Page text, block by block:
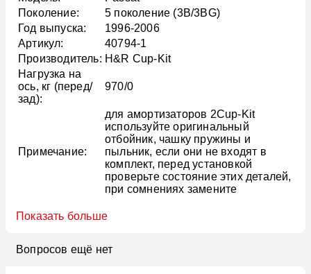
Поколение:
5 поколение (3B/3BG)
Год выпуска:
1996-2006
Артикул:
40794-1
Производитель: H&R Cup-Kit
Нагрузка на
ось, кг (перед/
зад):
970/0
Примечание:
для амортизаторов 2Cup-Kit
используйте оригинальный
отбойник, чашку пружины и
пыльник, если они не входят в
комплект, перед установкой
проверьте состояние этих деталей,
при сомнениях замените
Показать больше
Вопросов ещё нет